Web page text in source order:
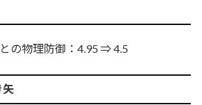
の物理防御：4.95 ⇒ 4.5
矢